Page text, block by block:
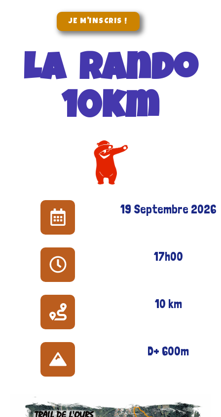
JE M'INSCRIS !
La Rando
10km
19 Septembre 2026
17h00
10 km
D+ 600m